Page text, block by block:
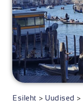
Esileht > Uudised >